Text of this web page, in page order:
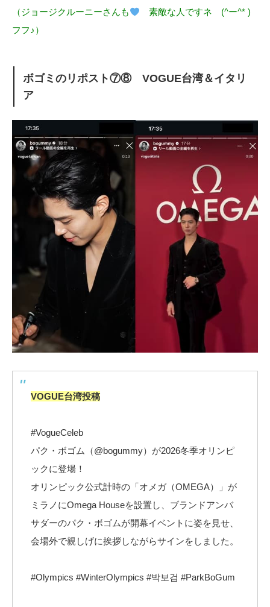
（ジョージクルーニーさんも
素敵な人ですネ (^ー^* )
フフ♪）
ボゴミのリポスト⑦⑧ VOGUE台湾＆イタリ
ア
VOGUE台湾投稿
#VogueCeleb
パク・ボゴム（@bogummy）が2026冬季オリンピ
ックに登場！
オリンピック公式計時の「オメガ（OMEGA）」が
ミラノにOmega Houseを設置し、ブランドアンバ
サダーのパク・ボゴムが開幕イベントに姿を見せ、
会場外で親しげに挨拶しながらサインをしました。
#Olympics #WinterOlympics #박보검 #ParkBoGum